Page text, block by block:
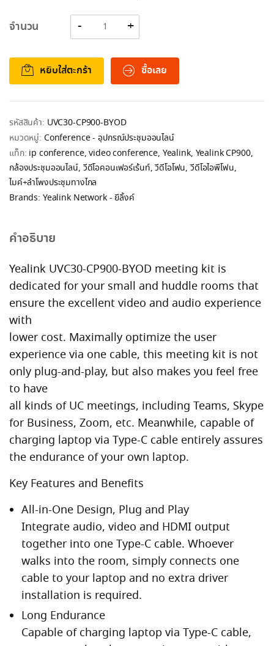
จำนวน
หยิบใส่ตะกร้า ซื้อเลย
รหัสสินค้า: UVC30-CP900-BYOD
หมวดหมู่: Conference - อุปกรณ์ประชุมออนไลน์
แท็ก: ip conference,video conference, Yealink, Yealink CP900,
กล้องประชุมออนไลน์,วีดีโอคอนเฟอร์เร้นท์,วีดีโอโฟน,วีดีโอไอพีโฟน,
ไมค์+ลำโพงประชุมทางไกล
Brands: Yealink Network - ยีลิ้งค์
คำอธิบาย
Yealink UVC30-CP900-BYOD meeting kit is
dedicated for your small and huddle rooms that
ensure the excellent video and audio experience
with
lower cost. Maximally optimize the user
experience via one cable, this meeting kit is not
only plug-and-play, but also makes you feel free
to have
all kinds of UC meetings, including Teams, Skype
for Business, Zoom, etc. Meanwhile, capable of
charging laptop via Type-C cable entirely assures
the endurance of your own laptop.
Key Features and Benefits
All-in-One Design, Plug and Play
Integrate audio, video and HDMI output
together into one Type-C cable. Whoever
walks into the room, simply connects one
cable to your laptop and no extra driver
installation is required.
Long Endurance
Capable of charging laptop via Type-C cable,